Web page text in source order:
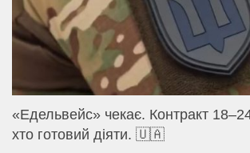
«Едельвейс» чекає. Контракт
хто готовий діяти. 🇺🇦